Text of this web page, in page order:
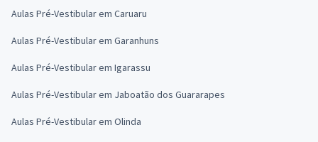
Aulas Pré-Vestibular em Caruaru
Aulas Pré-Vestibular em Garanhuns
Aulas Pré-Vestibular em Igarassu
Aulas Pré-Vestibular em Jaboatão dos Guararapes
Aulas Pré-Vestibular em Olinda